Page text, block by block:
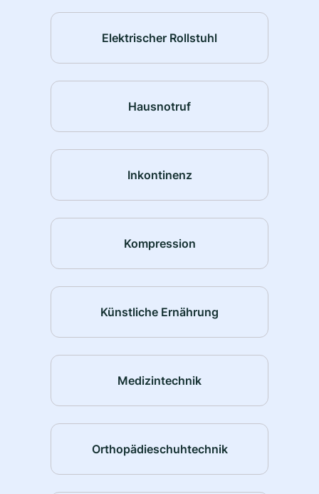
Elektrischer Rollstuhl
Hausnotruf
Inkontinenz
Kompression
Künstliche Ernährung
Medizintechnik
Orthopädieschuhtechnik